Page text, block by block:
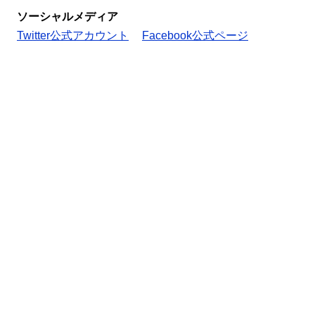
ソーシャルメディア
Twitter公式アカウント
Facebook公式ページ